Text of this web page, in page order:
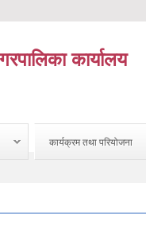
कार्यालय
कार्यक्रम तथा परियोजना